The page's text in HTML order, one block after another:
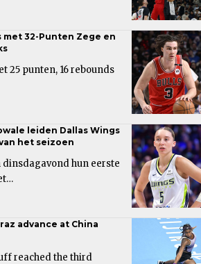
met 32-Punten Zege en
25 punten, 16 rebounds
leiden Dallas Wings
het seizoen
dinsdagavond hun eerste
advance at China
reached the third